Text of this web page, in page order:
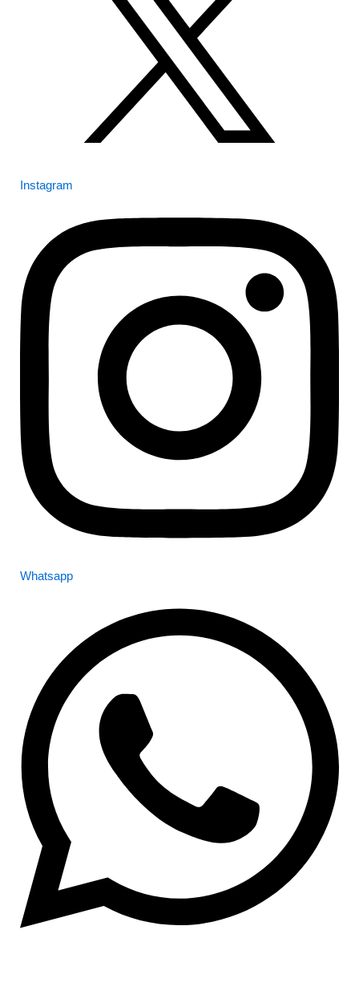
Instagram
Whatsapp